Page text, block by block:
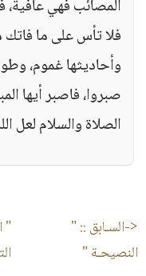
المصائب فهي
فلا تأس على ما فاتك
وأحاديثها غموم،
صبروا، فاصبر أيها
الصلاة والسلام لعل
<-السـابق ::"
النصيحـة "
"